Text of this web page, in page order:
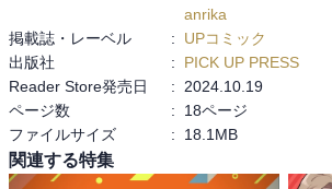
anrika
掲載誌・レーベル
:
UPコミック
出版社
:
PICK UP PRESS
Reader Store発売日
:
2024.10.19
ページ数
:
18ページ
ファイルサイズ
: 18.1MB
関連する特集